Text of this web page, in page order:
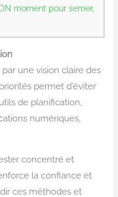
moment pour semer,
une vision claire des
permet d’éviter
de planification,
numériques,
concentré et
la confiance et
ces méthodes et